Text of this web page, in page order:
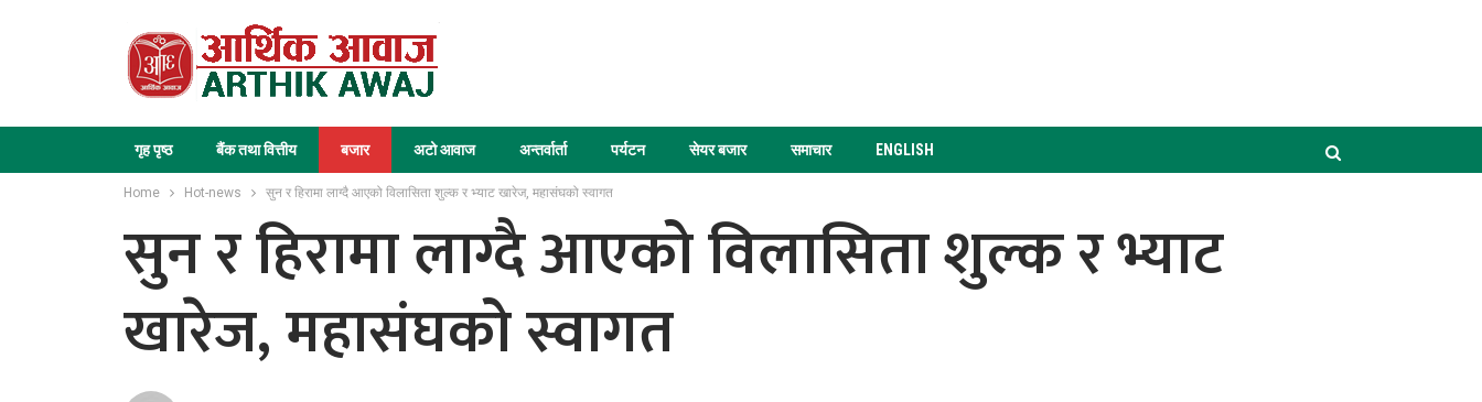
गृह पृष्ठ बैंक तथा वित्तीय बजार अटो आवाज अन्तर्वार्ता पर्यटन सेयर बजार समाचार ENGLISH
Home Hot-news सुन र हिरामा लाग्दै आएको विलासिता शुल्क र भ्याट खारेज, महासंघको स्वागत
सुन र हिरामा लाग्दै आएको विलासिता शुल्क र भ्याट
खारेज, महासंघको स्वागत